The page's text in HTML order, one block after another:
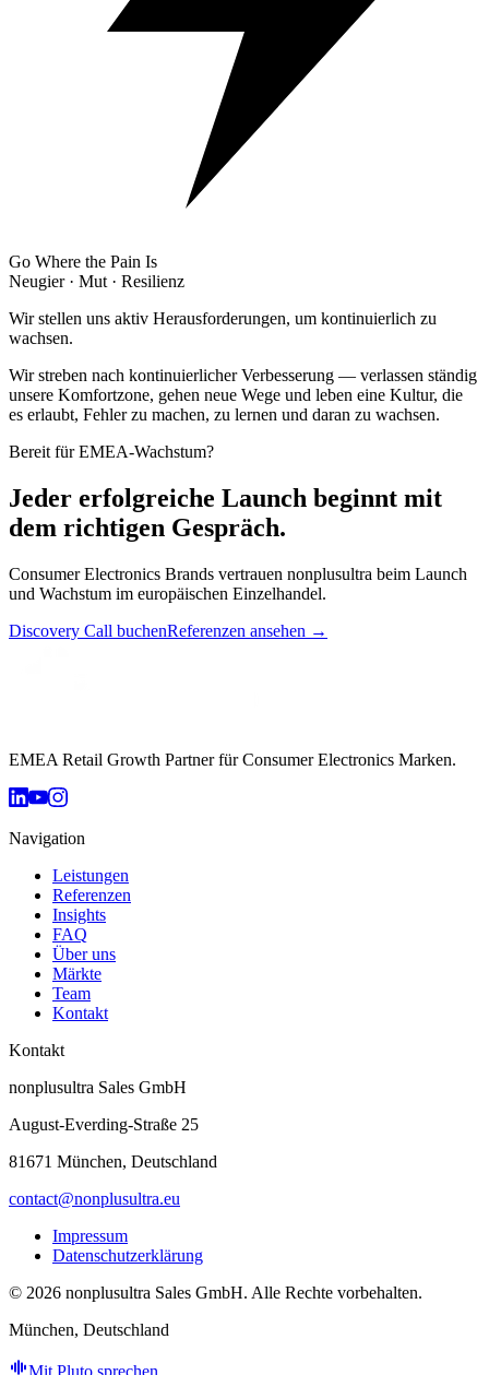
Go Where the Pain Is
Neugier · Mut · Resilienz
Wir stellen uns aktiv Herausforderungen, um kontinuierlich zu
wachsen.
Wir streben nach kontinuierlicher Verbesserung — verlassen ständig
unsere Komfortzone, gehen neue Wege und leben eine Kultur, die
es erlaubt, Fehler zu machen, zu lernen und daran zu wachsen.
Bereit für EMEA-Wachstum?
Jeder erfolgreiche Launch beginnt mit
dem richtigen Gespräch.
Consumer Electronics Brands vertrauen nonplusultra beim Launch
und Wachstum im europäischen Einzelhandel.
Discovery Call buchenReferenzen ansehen →
EMEA Retail Growth Partner für Consumer Electronics Marken.
Navigation
Leistungen
Referenzen
Insights
FAQ
Über uns
Märkte
Team
Kontakt
Kontakt
nonplusultra Sales GmbH
August-Everding-Straße 25
81671 München, Deutschland
contact@nonplusultra.eu
Impressum
Datenschutzerklärung
© 2026 nonplusultra Sales GmbH. Alle Rechte vorbehalten.
München, Deutschland
Mit Pluto sprechen